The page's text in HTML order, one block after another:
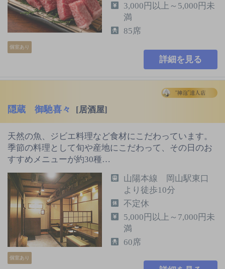
個室あり
3,000円以上～5,000円未
満
85席
詳細を見る
隠蔵 御馳喜々 [居酒屋]
天然の魚、ジビエ料理など食材にこだわっています。
季節の料理として旬や産地にこだわって、その日のお
すすめメニューが約30種…
個室あり
山陽本線 岡山駅東口
より徒歩10分
不定休
5,000円以上～7,000円未
満
60席